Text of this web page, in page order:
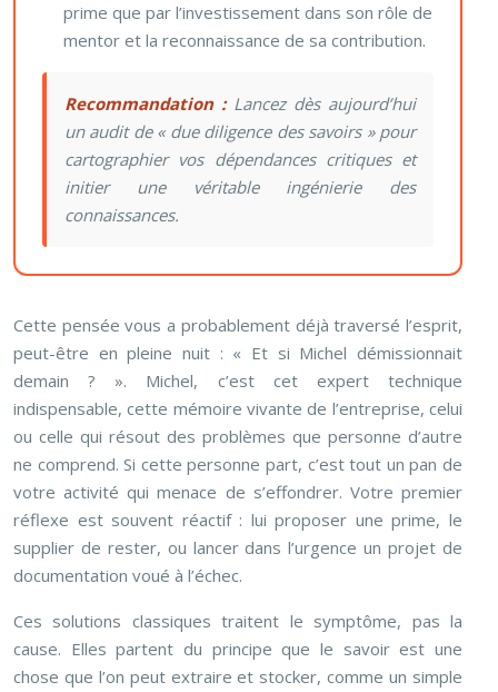
prime que par l’investissement dans son rôle de
mentor et la reconnaissance de sa contribution.
Recommandation :Lancez dès aujourd’hui
un audit de « due diligence des savoirs » pour
cartographier vos dépendances critiques et
initier une véritable ingénierie des
connaissances.
Cette pensée vous a probablement déjà traversé l’esprit,
peut-être en pleine nuit : « Et si Michel démissionnait
demain ? ». Michel, c’est cet expert technique
indispensable, cette mémoire vivante de l’entreprise, celui
ou celle qui résout des problèmes que personne d’autre
ne comprend. Si cette personne part, c’est tout un pan de
votre activité qui menace de s’effondrer. Votre premier
réflexe est souvent réactif : lui proposer une prime, le
supplier de rester, ou lancer dans l’urgence un projet de
documentation voué à l’échec.
Ces solutions classiques traitent le symptôme, pas la
cause. Elles partent du principe que le savoir est une
chose que l’on peut extraire et stocker, comme un simple